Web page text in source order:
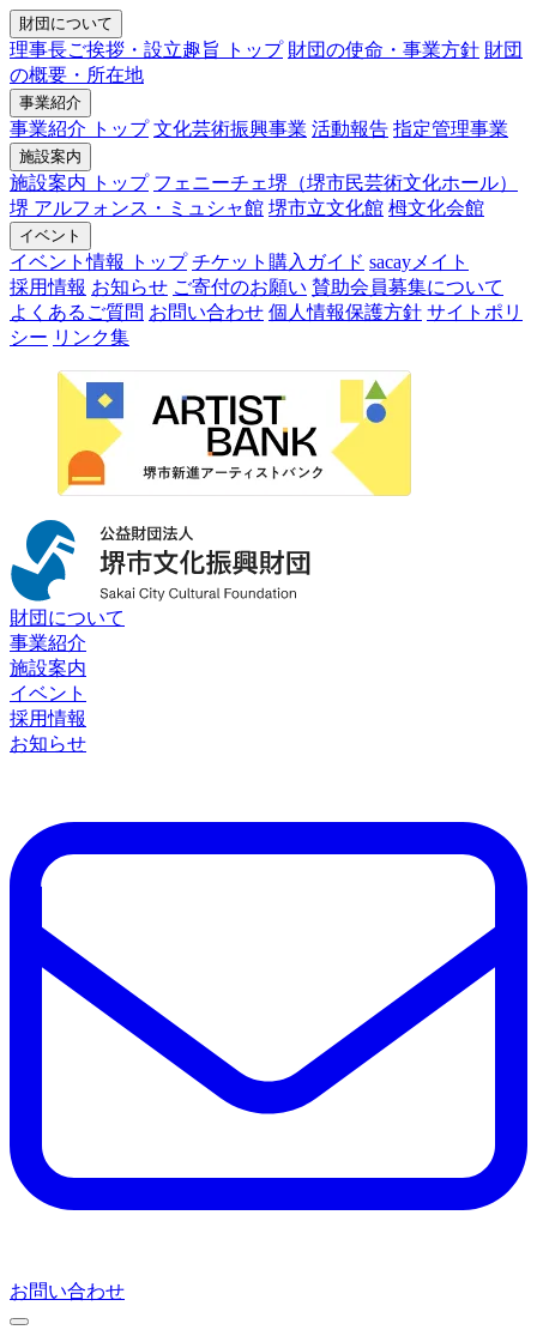
財団について
理事長ご挨拶・設立趣旨 トップ 財団の使命・事業方針 財団
の概要・所在地
事業紹介
事業紹介 トップ 文化芸術振興事業 活動報告 指定管理事業
施設案内
施設案内 トップ フェニーチェ堺（堺市民芸術文化ホール）
堺 アルフォンス・ミュシャ館 堺市立文化館 栂文化会館
イベント
イベント情報 トップ チケット購入ガイド sacayメイト
採用情報 お知らせ ご寄付のお願い 賛助会員募集について
よくあるご質問 お問い合わせ 個人情報保護方針 サイトポリ
シー リンク集
財団について
事業紹介
施設案内
イベント
採用情報
お知らせ
お問い合わせ